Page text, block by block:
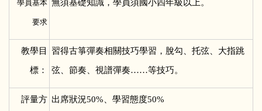
學員基本
要求
無須基礎知識，學員須國小四年級以上。
教學目
標：
習得古箏彈奏相關技巧學習，脫勾、托弦、大指跳
弦、節奏、視譜彈奏……等技巧。
評量方 出席狀況50%、學習態度50%